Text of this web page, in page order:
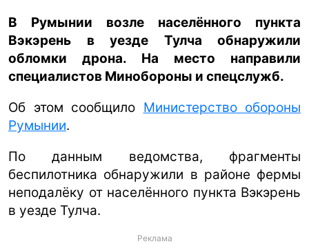
В Румынии возле населённого пункта
Вэкэрень в уезде Тулча обнаружили
обломки дрона. На место направили
специалистов Минобороны и спецслужб.
Об этом сообщило Министерство обороны
Румынии.
По данным ведомства, фрагменты
беспилотника обнаружили в районе фермы
неподалёку от населённого пункта Вэкэрень
в уезде Тулча.
Реклама